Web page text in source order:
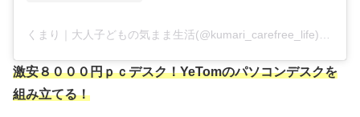
激安８０００円ｐｃデスク！YeTomのパソコンデスクを
組み立てる！